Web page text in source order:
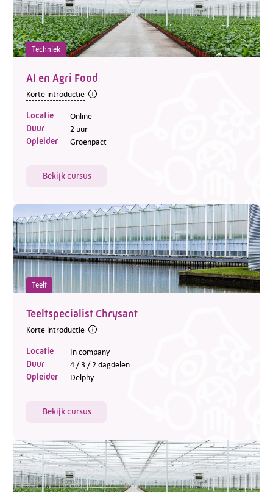
Techniek
AI en Agri Food
Korte introductie
Locatie Online
Duur 2 uur
Opleider Groenpact
Bekijk cursus
Teelt
Teeltspecialist Chrysant
Korte introductie
Locatie In company
Duur 4 / 3 / 2 dagdelen
Opleider Delphy
Bekijk cursus